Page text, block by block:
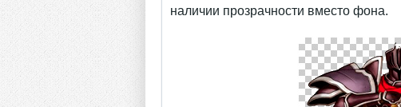
наличии прозрачности вместо фона.